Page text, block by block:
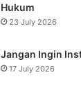
Hukum
23 July 2026
Jangan Ingin
17 July 2026